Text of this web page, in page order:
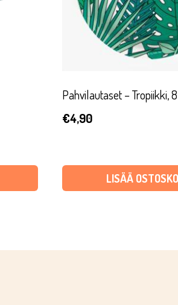
Pahvilautaset – Tropiikki,
€4,90
LISÄÄ